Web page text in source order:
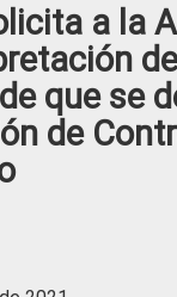
a la
que se
de